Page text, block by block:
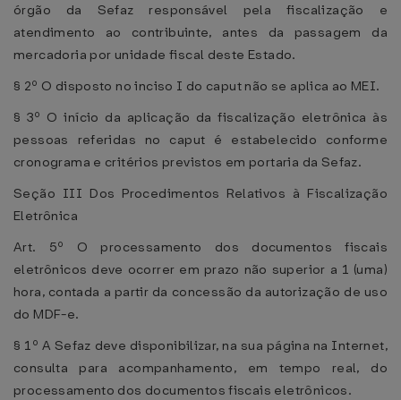
órgão da Sefaz responsável pela fiscalização e
atendimento ao contribuinte, antes da passagem da
mercadoria por unidade fiscal deste Estado.
§ 2º O disposto no inciso I do caput não se aplica ao MEI.
§ 3º O início da aplicação da fiscalização eletrônica às
pessoas referidas no caput é estabelecido conforme
cronograma e critérios previstos em portaria da Sefaz.
Seção III Dos Procedimentos Relativos à Fiscalização
Eletrônica
Art. 5º O processamento dos documentos fiscais
eletrônicos deve ocorrer em prazo não superior a 1 (uma)
hora, contada a partir da concessão da autorização de uso
do MDF-e.
§ 1º A Sefaz deve disponibilizar, na sua página na Internet,
consulta para acompanhamento, em tempo real, do
processamento dos documentos fiscais eletrônicos.